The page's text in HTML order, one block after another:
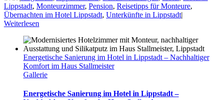
Lippstadt, Monteurzimmer, Pension, Reisetipps für Monteure,
Übernachten im Hotel Lippstadt, Unterkünfte in Lippstadt|
Weiterlesen
Energetische Sanierung im Hotel in Lippstadt – Nachhaltiger
Komfort im Haus Stallmeister
Gallerie
Energetische Sanierung im Hotel in Lippstadt –